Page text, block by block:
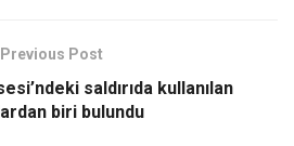
Previous Post
saldırıda kullanılan
biri bulundu